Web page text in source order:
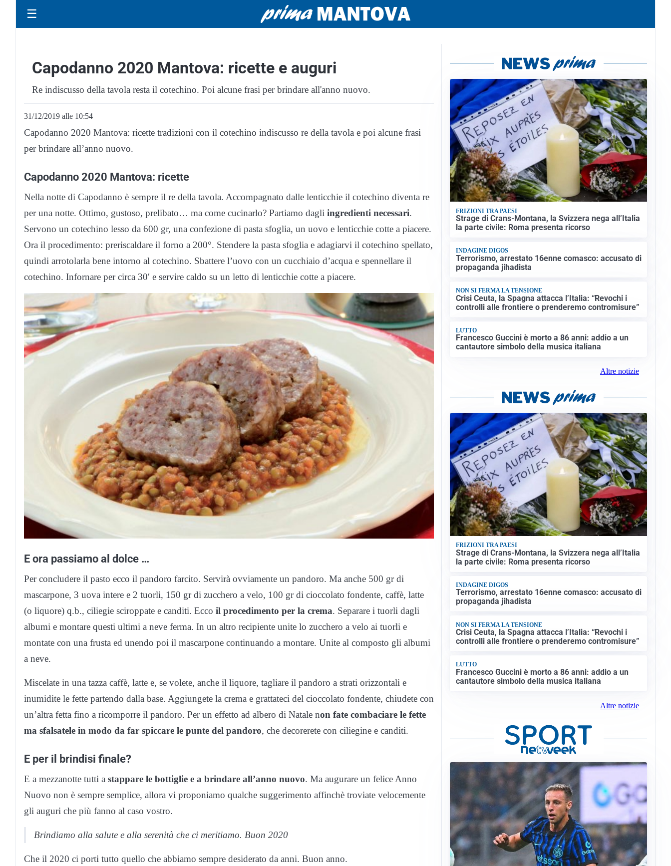
☰
Capodanno 2020 Mantova: ricette e auguri
Re indiscusso della tavola resta il cotechino. Poi alcune frasi per brindare all'anno nuovo.
31/12/2019 alle 10:54
Capodanno 2020 Mantova: ricette tradizioni con il cotechino indiscusso re della tavola e poi alcune frasi
per brindare all’anno nuovo.
Capodanno 2020 Mantova: ricette
Nella notte di Capodanno è sempre il re della tavola. Accompagnato dalle lenticchie il cotechino diventa re
per una notte. Ottimo, gustoso, prelibato… ma come cucinarlo? Partiamo dagli ingredienti necessari.
Servono un cotechino lesso da 600 gr, una confezione di pasta sfoglia, un uovo e lenticchie cotte a piacere.
Ora il procedimento: preriscaldare il forno a 200°. Stendere la pasta sfoglia e adagiarvi il cotechino spellato,
quindi arrotolarla bene intorno al cotechino. Sbattere l’uovo con un cucchiaio d’acqua e spennellare il
cotechino. Infornare per circa 30′ e servire caldo su un letto di lenticchie cotte a piacere.
E ora passiamo al dolce …
Per concludere il pasto ecco il pandoro farcito. Servirà ovviamente un pandoro. Ma anche 500 gr di
mascarpone, 3 uova intere e 2 tuorli, 150 gr di zucchero a velo, 100 gr di cioccolato fondente, caffè, latte
(o liquore) q.b., ciliegie sciroppate e canditi. Ecco il procedimento per la crema. Separare i tuorli dagli
albumi e montare questi ultimi a neve ferma. In un altro recipiente unite lo zucchero a velo ai tuorli e
montate con una frusta ed unendo poi il mascarpone continuando a montare. Unite al composto gli albumi
a neve.
Miscelate in una tazza caffè, latte e, se volete, anche il liquore, tagliare il pandoro a strati orizzontali e
inumidite le fette partendo dalla base. Aggiungete la crema e grattateci del cioccolato fondente, chiudete con
un’altra fetta fino a ricomporre il pandoro. Per un effetto ad albero di Natale non fate combaciare le fette
ma sfalsatele in modo da far spiccare le punte del pandoro, che decorerete con ciliegine e canditi.
E per il brindisi finale?
E a mezzanotte tutti a stappare le bottiglie e a brindare all’anno nuovo. Ma augurare un felice Anno
Nuovo non è sempre semplice, allora vi proponiamo qualche suggerimento affinchè troviate velocemente
gli auguri che più fanno al caso vostro.
Brindiamo alla salute e alla serenità che ci meritiamo. Buon 2020
Che il 2020 ci porti tutto quello che abbiamo sempre desiderato da anni. Buon anno.
FRIZIONI TRA PAESI
Strage di Crans-Montana, la Svizzera nega all’Italia
la parte civile: Roma presenta ricorso
INDAGINE DIGOS
Terrorismo, arrestato 16enne comasco: accusato di
propaganda jihadista
NON SI FERMA LA TENSIONE
Crisi Ceuta, la Spagna attacca l’Italia: “Revochi i
controlli alle frontiere o prenderemo contromisure”
LUTTO
Francesco Guccini è morto a 86 anni: addio a un
cantautore simbolo della musica italiana
Altre notizie
FRIZIONI TRA PAESI
Strage di Crans-Montana, la Svizzera nega all’Italia
la parte civile: Roma presenta ricorso
INDAGINE DIGOS
Terrorismo, arrestato 16enne comasco: accusato di
propaganda jihadista
NON SI FERMA LA TENSIONE
Crisi Ceuta, la Spagna attacca l’Italia: “Revochi i
controlli alle frontiere o prenderemo contromisure”
LUTTO
Francesco Guccini è morto a 86 anni: addio a un
cantautore simbolo della musica italiana
Altre notizie